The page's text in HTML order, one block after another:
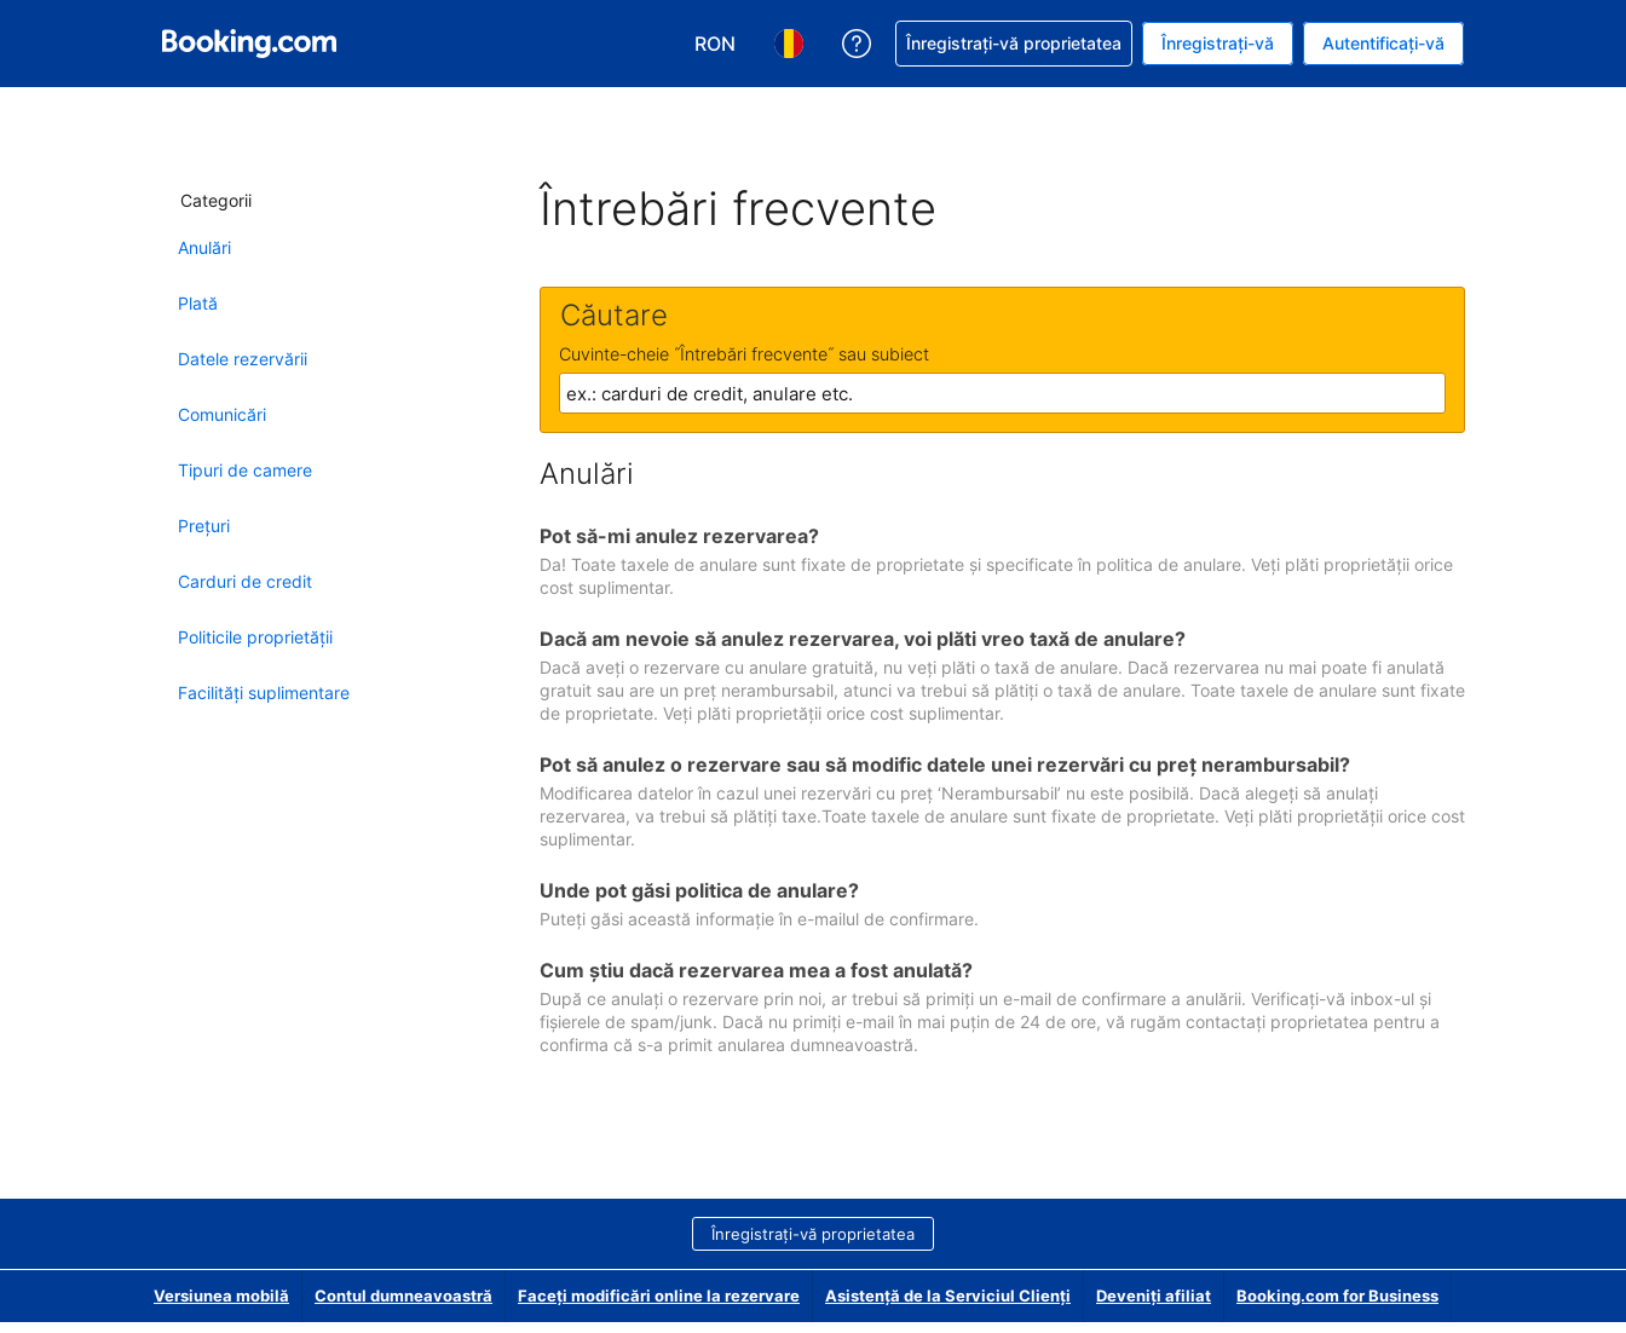
RON
Alegeţi moneda. Moneda actuală este Leu nou românesc
Alegeți limba. Limba actuală este Română
Primiți asistență cu privire la rezervarea dvs.
Înregistrați-vă proprietatea Înregistrați-vă Autentificați-vă
Categorii
Anulări
Plată
Datele rezervării
Comunicări
Tipuri de camere
Preţuri
Carduri de credit
Politicile proprietății
Facilităţi suplimentare
Întrebări frecvente
Căutare
Cuvinte-cheie ˝Întrebări frecvente˝ sau subiect
Anulări
Pot să-mi anulez rezervarea?
Da! Toate taxele de anulare sunt fixate de proprietate și specificate în politica de anulare. Veți plăti proprietății orice
cost suplimentar.
Dacă am nevoie să anulez rezervarea, voi plăti vreo taxă de anulare?
Dacă aveți o rezervare cu anulare gratuită, nu veți plăti o taxă de anulare. Dacă rezervarea nu mai poate fi anulată
gratuit sau are un preț nerambursabil, atunci va trebui să plătiți o taxă de anulare. Toate taxele de anulare sunt fixate
de proprietate. Veți plăti proprietății orice cost suplimentar.
Pot să anulez o rezervare sau să modific datele unei rezervări cu preţ nerambursabil?
Modificarea datelor în cazul unei rezervări cu preț ‘Nerambursabil’ nu este posibilă. Dacă alegeți să anulați
rezervarea, va trebui să plătiți taxe.Toate taxele de anulare sunt fixate de proprietate. Veți plăti proprietății orice cost
suplimentar.
Unde pot găsi politica de anulare?
Puteți găsi această informație în e-mailul de confirmare.
Cum ştiu dacă rezervarea mea a fost anulată?
După ce anulați o rezervare prin noi, ar trebui să primiți un e-mail de confirmare a anulării. Verificați-vă inbox-ul și
fișierele de spam/junk. Dacă nu primiți e-mail în mai puțin de 24 de ore, vă rugăm contactați proprietatea pentru a
confirma că s-a primit anularea dumneavoastră.
Înregistrați-vă proprietatea
Versiunea mobilă Contul dumneavoastră Faceți modificări online la rezervare Asistență de la Serviciul Clienți Deveniţi afiliat Booking.com for Business